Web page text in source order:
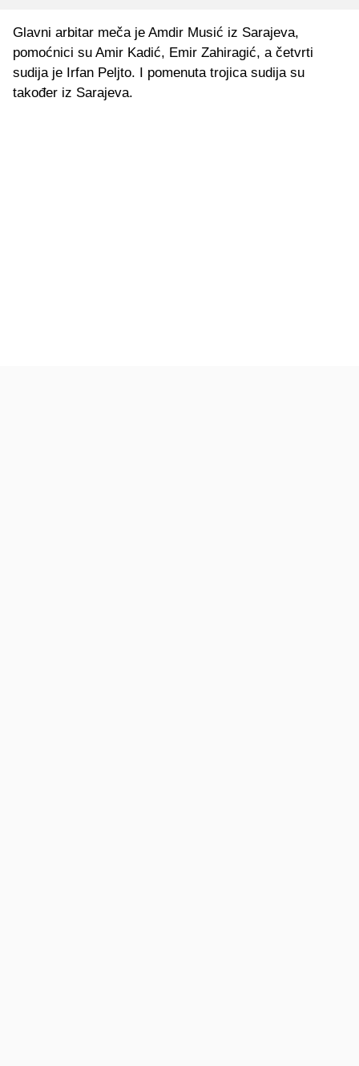
Glavni arbitar meča je Amdir Musić iz Sarajeva,
pomoćnici su Amir Kadić, Emir Zahiragić, a četvrti
sudija je Irfan Peljto. I pomenuta trojica sudija su
također iz Sarajeva.